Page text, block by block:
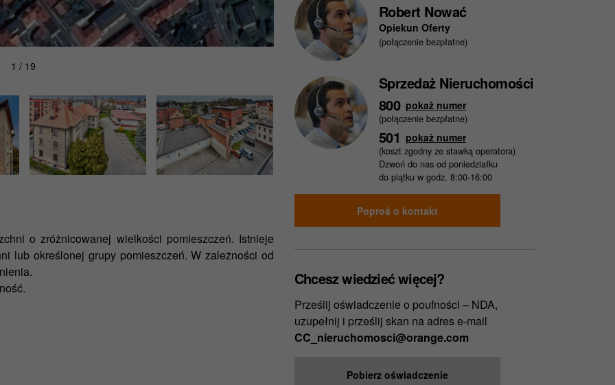
Robert Nować
Opiekun Oferty
(połączenie bezpłatne)
Sprzedaż Nieruchomości
800 pokaż numer
(połączenie bezpłatne)
501 pokaż numer
(koszt zgodny ze stawką operatora)
Dzwoń do nas od poniedziałku
do piątku w godz. 8:00-16:00
Poproś o kontakt
Chcesz wiedzieć więcej?
Prześlij oświadczenie o poufności – NDA,
uzupełnij i prześlij skan na adres e-mail
CC_nieruchomosci@orange.com
Pobierz oświadczenie
1 / 19
o zróżnicowanej wielkości pomieszczeń. Istnieje
lub określonej grupy pomieszczeń. W zależności od